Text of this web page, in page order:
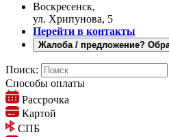
Воскресенск,
ул. Хрипунова, 5
Перейти в контакты
Жалоба / предложение?
Поиск:
Способы оплаты
Рассрочка
Картой
СПБ